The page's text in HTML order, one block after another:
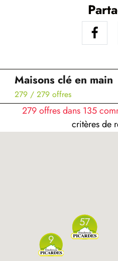
Maisons clé en main
279 / 279 offres
279 offres dans 135
critères de
9
57